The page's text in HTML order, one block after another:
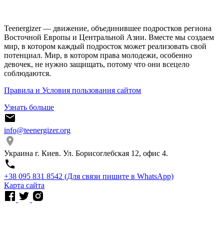
Teenergizer — движение, объединившее подростков региона
Восточной Европы и Центральной Азии. Вместе мы создаем
мир, в котором каждый подросток может реализовать свой
потенциал. Мир, в котором права молодежи, особенно
девочек, не нужно защищать, потому что они всецело
соблюдаются.
Правила и Условия пользования сайтом
Узнать больше
info@teenergizer.org
Украина г. Киев. Ул. Борисоглебская 12, офис 4.
⁨+38 095 831 8542⁩ (Для связи пишите в WhatsApp)
Карта сайта